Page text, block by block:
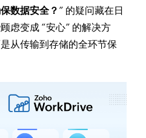
数据安全？ ” 的疑问藏在日
虑变成 “安心” 的解决方
从传输到存储的全环节保